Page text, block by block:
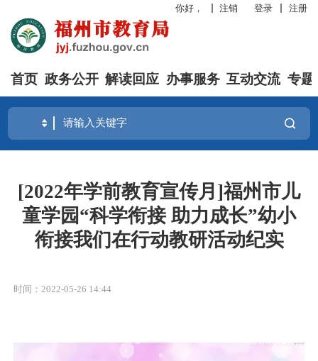
你好， 注销 登录 注册
首页 政务公开 解读回应 办事服务 互动交流 专题
[2022年学前教育宣传月]福州市儿
童学园“科学衔接 助力成长”幼小
衔接我们在行动教研活动纪实
时间：2022-05-26 14:44